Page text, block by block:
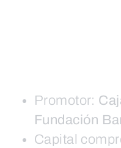
Promotor:
Fundación
Capital